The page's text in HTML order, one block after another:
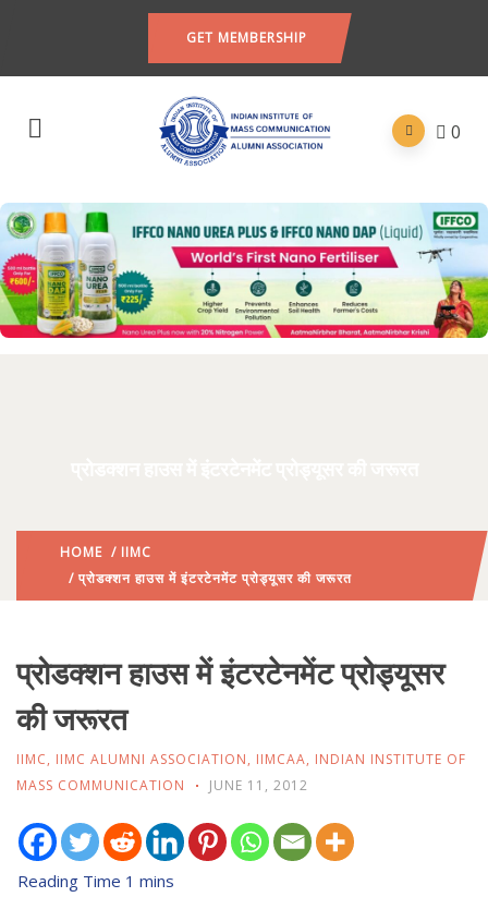
GET MEMBERSHIP
0
HOME / IIMC
/ प्रोडक्शन हाउस में इंटरटेनमेंट प्रोड्यूसर की जरूरत
प्रोडक्शन हाउस में इंटरटेनमेंट प्रोड्यूसर
की जरूरत
IIMC, IIMC ALUMNI ASSOCIATION, IIMCAA, INDIAN INSTITUTE OF
MASS COMMUNICATION
JUNE 11, 2012